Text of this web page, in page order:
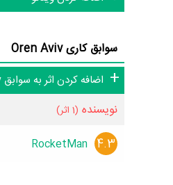
سوابق کاری Oren Aviv
اضافه کردن اثر به سوابق Oren Aviv
نویسنده (1 اثر)
4.3
RocketMan